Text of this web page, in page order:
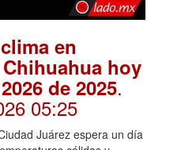
en
hoy
de 2025.
05:25
Juárez espera un día